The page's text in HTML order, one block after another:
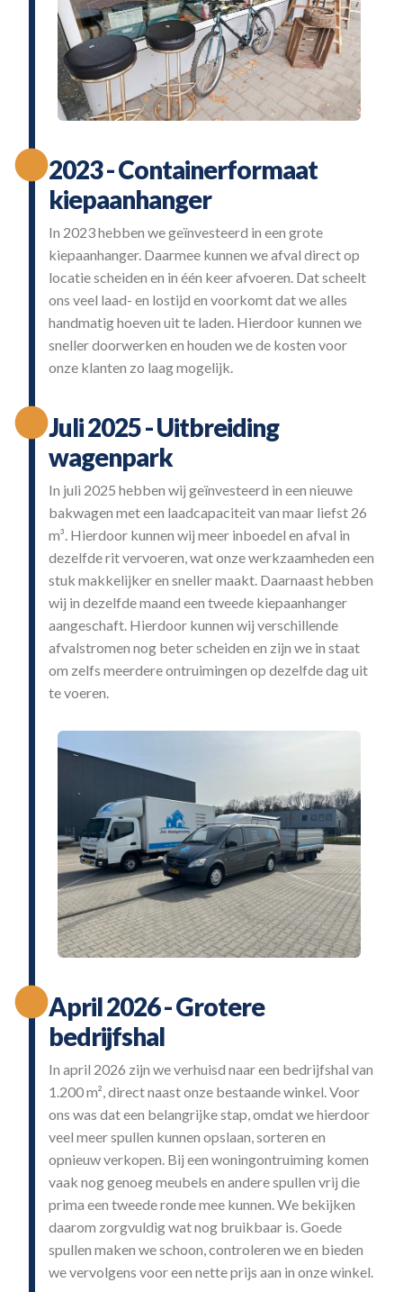
2023 - Containerformaat
kiepaanhanger
In 2023 hebben we geïnvesteerd in een grote
kiepaanhanger. Daarmee kunnen we afval direct op
locatie scheiden en in één keer afvoeren. Dat scheelt
ons veel laad- en lostijd en voorkomt dat we alles
handmatig hoeven uit te laden. Hierdoor kunnen we
sneller doorwerken en houden we de kosten voor
onze klanten zo laag mogelijk.
Juli 2025 - Uitbreiding
wagenpark
In juli 2025 hebben wij geïnvesteerd in een nieuwe
bakwagen met een laadcapaciteit van maar liefst 26
m³. Hierdoor kunnen wij meer inboedel en afval in
dezelfde rit vervoeren, wat onze werkzaamheden een
stuk makkelijker en sneller maakt. Daarnaast hebben
wij in dezelfde maand een tweede kiepaanhanger
aangeschaft. Hierdoor kunnen wij verschillende
afvalstromen nog beter scheiden en zijn we in staat
om zelfs meerdere ontruimingen op dezelfde dag uit
te voeren.
April 2026 - Grotere
bedrijfshal
In april 2026 zijn we verhuisd naar een bedrijfshal van
1.200 m², direct naast onze bestaande winkel. Voor
ons was dat een belangrijke stap, omdat we hierdoor
veel meer spullen kunnen opslaan, sorteren en
opnieuw verkopen. Bij een woningontruiming komen
vaak nog genoeg meubels en andere spullen vrij die
prima een tweede ronde mee kunnen. We bekijken
daarom zorgvuldig wat nog bruikbaar is. Goede
spullen maken we schoon, controleren we en bieden
we vervolgens voor een nette prijs aan in onze winkel.